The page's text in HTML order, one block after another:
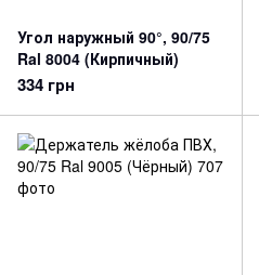
Угол наружный 90°, 90/75
Ral 8004 (Кирпичный)
334 грн